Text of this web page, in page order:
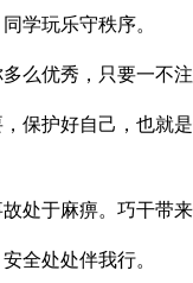
玩乐守秩序。
优秀，只要一不注
护好自己，也就是
于麻痹。巧干带来
处处伴我行。